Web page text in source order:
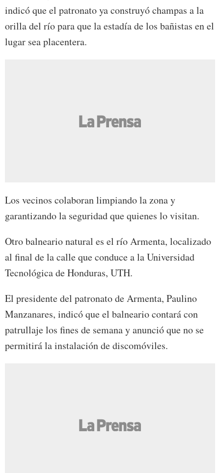
indicó que el patronato ya construyó champas a la
orilla del río para que la estadía de los bañistas en el
lugar sea placentera.
Los vecinos colaboran limpiando la zona y
garantizando la seguridad que quienes lo visitan.
Otro balneario natural es el río Armenta, localizado
al final de la calle que conduce a la Universidad
Tecnológica de Honduras, UTH.
El presidente del patronato de Armenta, Paulino
Manzanares, indicó que el balneario contará con
patrullaje los fines de semana y anunció que no se
permitirá la instalación de discomóviles.